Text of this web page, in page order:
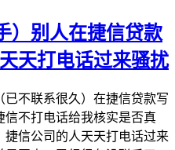
）别人在捷信贷款
天打电话过来骚扰
不联系很久）在捷信贷款写
信不打电话给我核实是否真
信公司的人天天打电话过来